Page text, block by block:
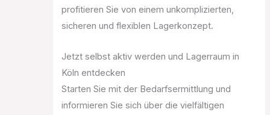
profitieren Sie von einem unkomplizierten,
sicheren und flexiblen Lagerkonzept.
Jetzt selbst aktiv werden und Lagerraum in
Köln entdecken
Starten Sie mit der Bedarfsermittlung und
informieren Sie sich über die vielfältigen